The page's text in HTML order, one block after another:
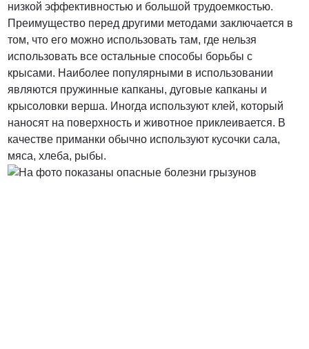
низкой эффективностью и большой трудоемкостью.
Преимущество перед другими методами заключается в
том, что его можно использовать там, где нельзя
использовать все остальные способы борьбы с
крысами. Наиболее популярными в использовании
являются пружинные капканы, дуговые капканы и
крысоловки верша. Иногда используют клей, который
наносят на поверхность и животное приклеивается. В
качестве приманки обычно используют кусочки сала,
мяса, хлеба, рыбы.